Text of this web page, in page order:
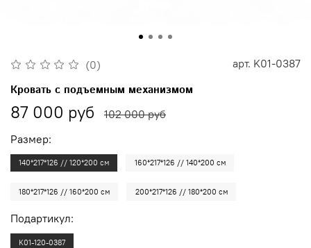
(0) арт. K01-0387
Кровать с подъемным механизмом
87 000 руб 102 000 руб
Размер:
140*217*126 // 120*200 см 160*217*126 // 140*200 см
180*217*126 // 160*200 см 200*217*126 // 180*200 см
Подартикул:
K01-120-0387